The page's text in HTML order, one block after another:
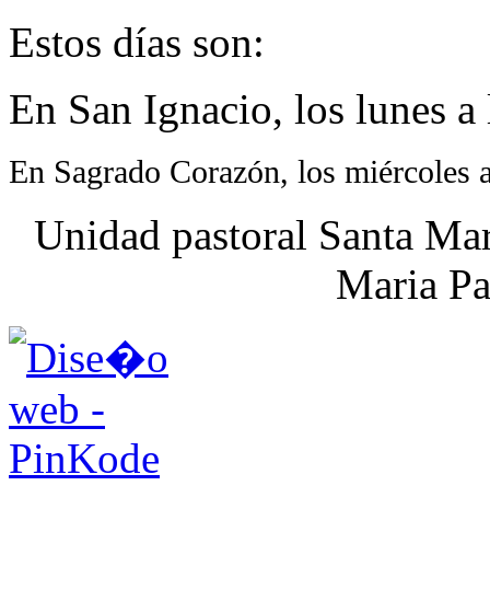
Estos días son:
En San Ignacio, los lunes
En Sagrado Corazón, los miércoles
Unidad pastoral Santa
Maria